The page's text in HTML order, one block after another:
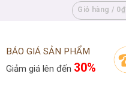
Giỏ hàng / 0₫
BÁO GIÁ SẢN PHẨM
Giảm giá lên đến 30%